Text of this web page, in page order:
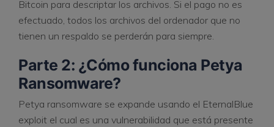
Bitcoin para descriptar los archivos. Si el pago no es
efectuado, todos los archivos del ordenador que no
tienen un respaldo se perderán para siempre.
Parte 2: ¿Cómo funciona Petya
Ransomware?
Petya ransomware se expande usando el EternalBlue
exploit el cual es una vulnerabilidad que está presente